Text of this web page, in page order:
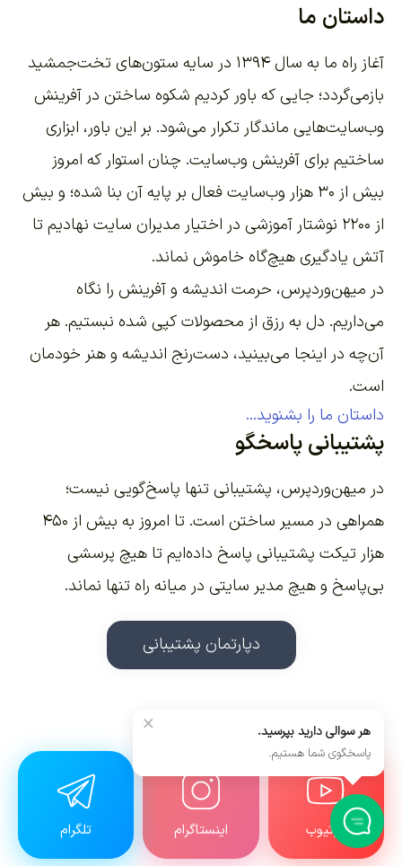
داستان ما
آغاز راه ما به سال ۱۳۹۴ در سایه ستون‌های تخت‌جمشید
بازمی‌گردد؛ جایی که باور کردیم شکوه ساختن در آفرینش
وب‌سایت‌هایی ماندگار تکرار می‌شود. بر این باور، ابزاری
ساختیم برای آفرینش وب‌سایت. چنان استوار که امروز
بیش از ۳۰ هزار وب‌سایت فعال بر پایه آن بنا شده؛ و بیش
از ۲۲۰۰
نوشتار آموزشی در اختیار مدیران سایت نهادیم تا
آتش یادگیری هیچ‌گاه خاموش نماند.
در میهن‌وردپرس، حرمت اندیشه و آفرینش را نگاه
می‌داریم. دل به رزق از محصولات کپی شده نبستیم. هر
آن‌چه در اینجا می‌بینید، دست‌رنج اندیشه و هنر خودمان
است.
داستان ما را بشنوید...
پشتیبانی پاسخگو
در میهن‌وردپرس، پشتیبانی تنها پاسخ‌گویی نیست؛
همراهی در مسیر ساختن است. تا امروز به بیش از ۴۵۰
هزار تیکت پشتیبانی پاسخ داده‌ایم تا هیچ پرسشی
بی‌پاسخ و هیچ مدیر سایتی در میانه راه تنها نماند.
دپارتمان پشتیبانی
هم‌راه هم باشیم
یوتیوب اینستاگرام تلگرام
× هر سوالی دارید بپرسید.
پاسخگوی شما هستیم.